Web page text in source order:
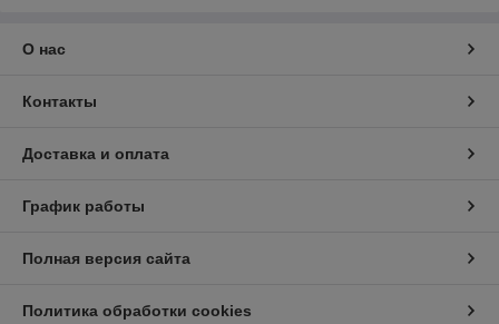
О нас
Контакты
Доставка и оплата
График работы
Полная версия сайта
Политика обработки cookies